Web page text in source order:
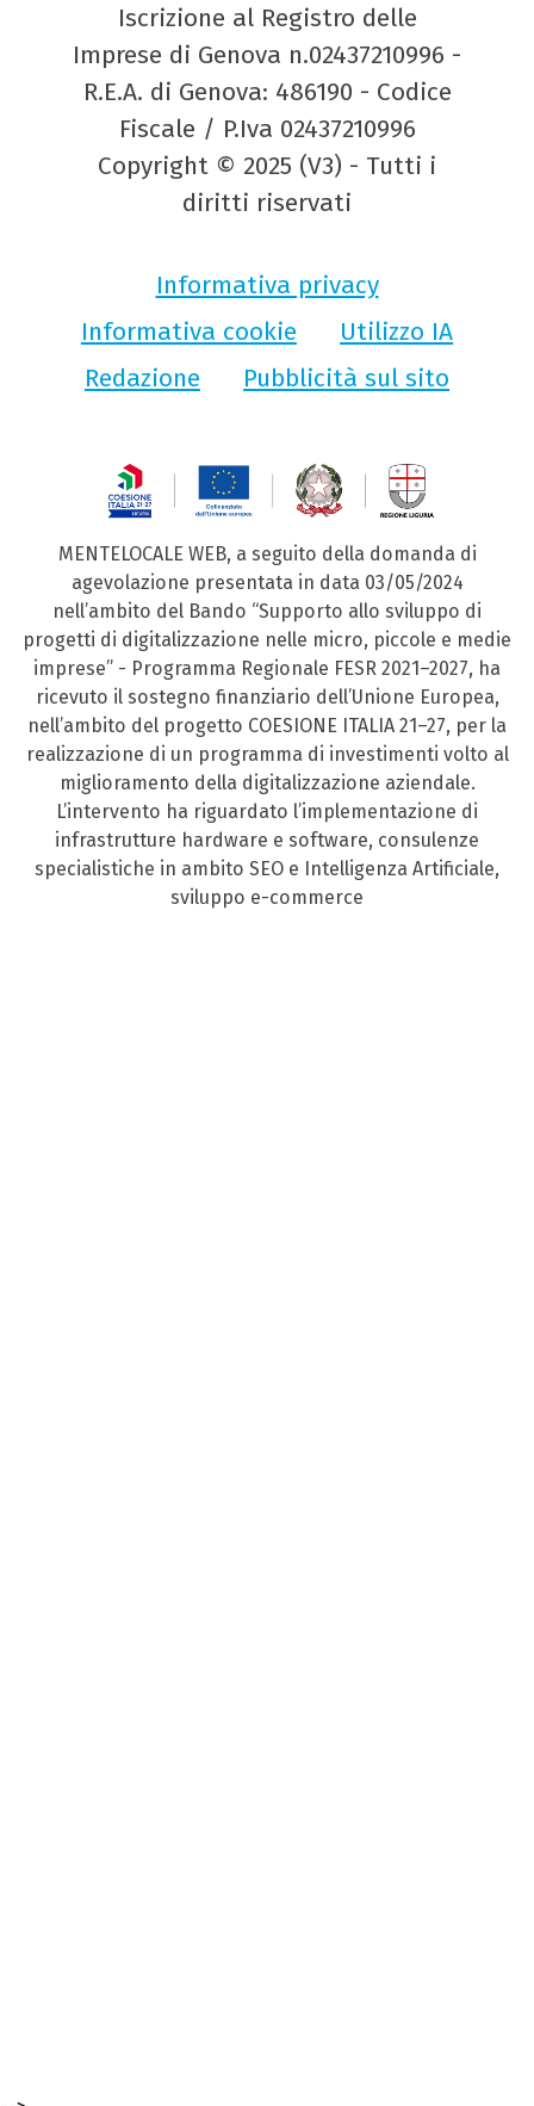
Iscrizione al Registro delle
Imprese di Genova n.02437210996 -
R.E.A. di Genova: 486190 - Codice
Fiscale / P.Iva 02437210996
Copyright © 2025 (V3) - Tutti i
diritti riservati
Informativa privacy
Informativa cookie
Utilizzo IA
Redazione
Pubblicità sul sito
MENTELOCALE WEB, a seguito della domanda di
agevolazione presentata in data 03/05/2024
nell’ambito del Bando “Supporto allo sviluppo di
progetti di digitalizzazione nelle micro, piccole e medie
imprese” - Programma Regionale FESR 2021–2027, ha
ricevuto il sostegno finanziario dell’Unione Europea,
nell’ambito del progetto COESIONE ITALIA 21–27, per la
realizzazione di un programma di investimenti volto al
miglioramento della digitalizzazione aziendale.
L’intervento ha riguardato l’implementazione di
infrastrutture hardware e software, consulenze
specialistiche in ambito SEO e Intelligenza Artificiale,
sviluppo e-commerce